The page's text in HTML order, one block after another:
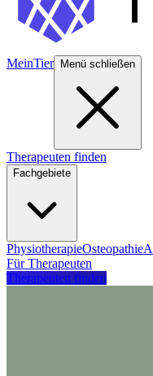
MeinTier Menü schließen
Therapeuten finden
Fachgebiete
PhysiotherapieOsteopathie
Für Therapeuten
Therapeuten finden